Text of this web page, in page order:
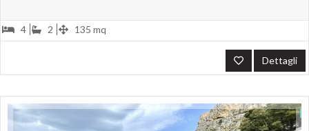
4 2 135 mq
Dettagli